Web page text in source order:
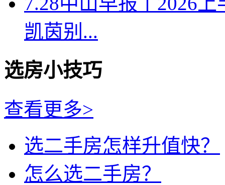
凯茵别...
选房小技巧
查看更多>
选二手房怎样升值快？
怎么选二手房？